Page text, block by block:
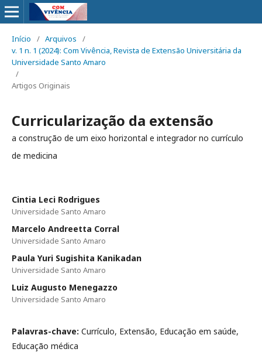
Início / Arquivos
/
v. 1 n. 1 (2024): Com Vivência, Revista de Extensão Universitária da
Universidade Santo Amaro
/
Artigos Originais
Curricularização da extensão
a construção de um eixo horizontal e integrador no currículo
de medicina
Cintia Leci Rodrigues
Universidade Santo Amaro
Marcelo Andreetta Corral
Universidade Santo Amaro
Paula Yuri Sugishita Kanikadan
Universidade Santo Amaro
Luiz Augusto Menegazzo
Universidade Santo Amaro
Palavras-chave: Currículo, Extensão, Educação em saúde,
Educação médica